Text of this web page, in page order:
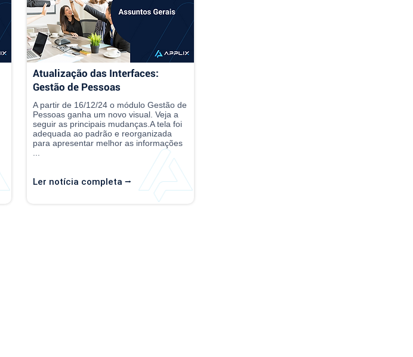
Atualização das Interfaces:
Gestão de Pessoas
A partir de 16/12/24 o módulo Gestão de
Pessoas ganha um novo visual. Veja a
seguir as principais mudanças.A tela foi
adequada ao padrão e reorganizada
para apresentar melhor as informações
Ler notícia completa ⭢